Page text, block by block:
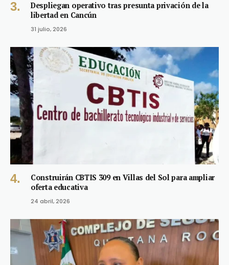
Despliegan operativo tras presunta privación de la
libertad en Cancún
31 julio, 2026
Construirán CBTIS 309 en Villas del Sol para ampliar
oferta educativa
24 abril, 2026